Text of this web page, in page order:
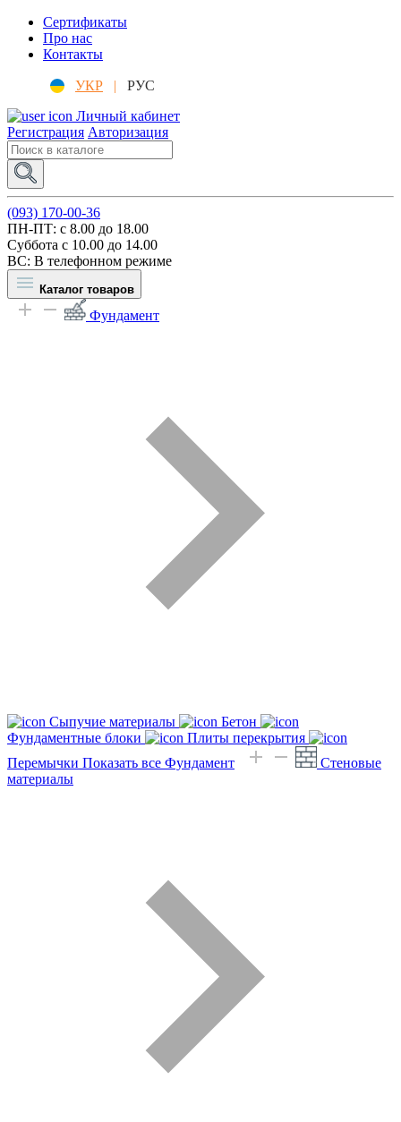
Сертификаты
Про нас
Контакты
УКР |
РУС
Личный кабинет
Регистрация Авторизация
(093) 170-00-36
ПН-ПТ: c 8.00 до 18.00
Суббота с 10.00 до 14.00
ВС: В телефонном режиме
Каталог товаров
Фундамент
Сыпучие материалы
Бетон
Фундаментные блоки
Плиты перекрытия
Перемычки Показать все Фундамент
Стеновые
материалы